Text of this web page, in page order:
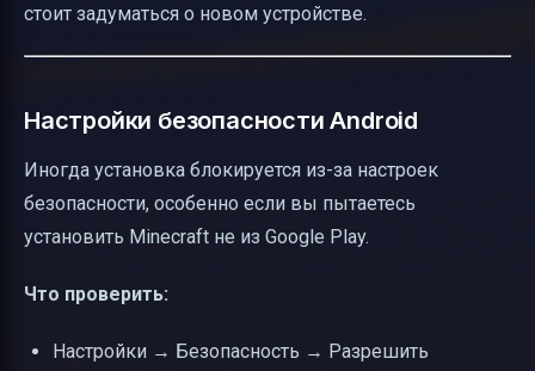
стоит задуматься о новом устройстве.
Настройки безопасности Android
Иногда установка блокируется из-за настроек
безопасности, особенно если вы пытаетесь
установить Minecraft не из Google Play.
Что проверить:
Настройки → Безопасность → Разрешить